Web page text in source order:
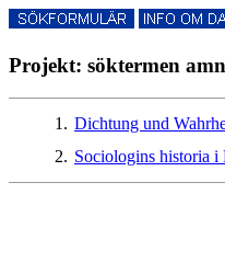
Projekt: söktermen
1. Dichtung und
2. Sociologins historia i